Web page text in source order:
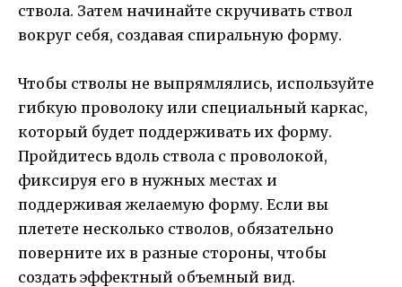
ствола. Затем начинайте скручивать ствол
вокруг себя, создавая спиральную форму.
Чтобы стволы не выпрямлялись, используйте
гибкую проволоку или специальный каркас,
который будет поддерживать их форму.
Пройдитесь вдоль ствола с проволокой,
фиксируя его в нужных местах и
поддерживая желаемую форму. Если вы
плетете несколько стволов, обязательно
поверните их в разные стороны, чтобы
создать эффектный объемный вид.